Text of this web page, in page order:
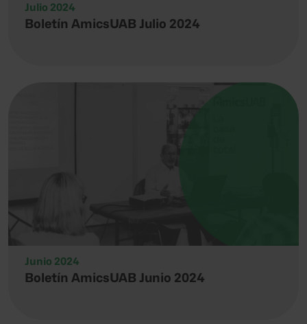
Julio 2024
Boletín AmicsUAB Julio 2024
Junio 2024
Boletín AmicsUAB Junio 2024